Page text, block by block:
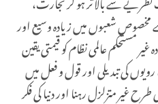
مخصوص شعبوں میں زیادہ وسیع اور
مستحکم عالمی نظام کو قیمتی یقین
کی تبدیلی اور قول و فعل میں
غیر متزلزل رہنا اور دنیا کی فکر